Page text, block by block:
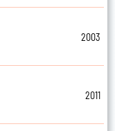
2003
2011